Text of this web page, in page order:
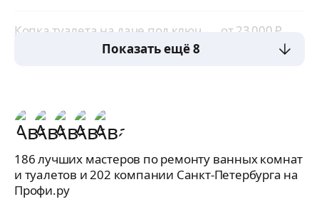
Копка туалета на даче под ключ от 23 000₽
за усл.
Показать ещё 8
186 лучших мастеров по ремонту ванных комнат
и туалетов и 202 компании Санкт-Петербурга на
Профи.ру